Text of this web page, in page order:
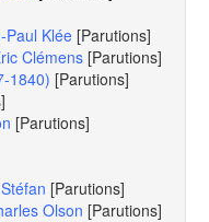
Paul Klée [Parutions]
Clémens [Parutions]
1840) [Parutions]
[Parutions]
[Parutions]
Olson [Parutions]